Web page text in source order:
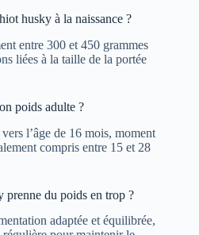
husky à la naissance ?
entre 300 et 450 grammes
liées à la taille de la portée
poids adulte ?
l’âge de 16 mois, moment
compris entre 15 et 28
prenne du poids en trop ?
adaptée et équilibrée,